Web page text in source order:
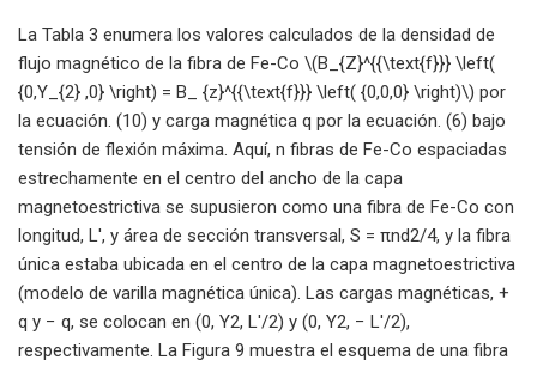
La Tabla 3 enumera los valores calculados de la densidad de
flujo magnético de la fibra de Fe-Co \(B_{Z}^{{\text{f}}} \left(
{0,Y_{2} ,0} \right) = B_ {z}^{{\text{f}}} \left( {0,0,0} \right)\) por
la ecuación. (10) y carga magnética q por la ecuación. (6) bajo
tensión de flexión máxima. Aquí, n fibras de Fe-Co espaciadas
estrechamente en el centro del ancho de la capa
magnetoestrictiva se supusieron como una fibra de Fe-Co con
longitud, L′, y área de sección transversal, S = πnd2/4, y la fibra
única estaba ubicada en el centro de la capa magnetoestrictiva
(modelo de varilla magnética única). Las cargas magnéticas, +
q y − q, se colocan en (0, Y2, L′/2) y (0, Y2, − L′/2),
respectivamente. La Figura 9 muestra el esquema de una fibra